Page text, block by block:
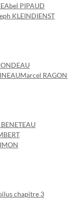
Abel PIPAUD
KLEINDIENST
Marcel RAGON
chapitre 3